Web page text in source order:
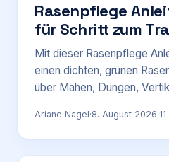
Preise
Für Firmen
Rasenpflege
für Schritt zum
Mit dieser Rasenpflege
einen dichten, grünen
über Mähen, Düngen,
Ariane Nagel·8. August 2026·11